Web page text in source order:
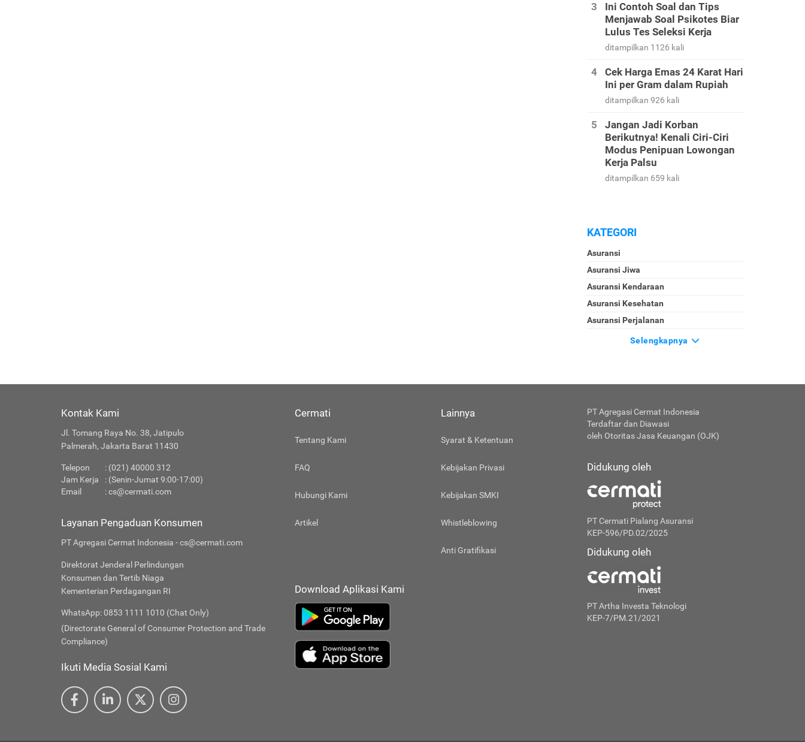
Ini Contoh Soal dan Tips
Menjawab Soal Psikotes Biar
Lulus Tes Seleksi Kerja
ditampilkan 1126 kali
Cek Harga Emas 24 Karat Hari
Ini per Gram dalam Rupiah
ditampilkan 926 kali
Jangan Jadi Korban
Berikutnya! Kenali Ciri-Ciri
Modus Penipuan Lowongan
Kerja Palsu
ditampilkan 659 kali
KATEGORI
Asuransi
Asuransi Jiwa
Asuransi Kendaraan
Asuransi Kesehatan
Asuransi Perjalanan
Selengkapnya
Kontak Kami
Jl. Tomang Raya No. 38, Jatipulo
Palmerah, Jakarta Barat 11430
Telepon
: (021) 40000 312
Jam Kerja
: (Senin-Jumat 9:00-17:00)
Email
:cs@cermati.com
Layanan Pengaduan Konsumen
PT Agregasi Cermat Indonesia - cs@cermati.com
Direktorat Jenderal Perlindungan
Konsumen dan Tertib Niaga
Kementerian Perdagangan RI
WhatsApp: 0853 1111 1010 (Chat Only)
(Directorate General of Consumer Protection and Trade
Compliance)
Ikuti Media Sosial Kami
Cermati
Tentang Kami
FAQ
Hubungi Kami
Artikel
Lainnya
Syarat & Ketentuan
Kebijakan Privasi
Kebijakan SMKI
Whistleblowing
Anti Gratifikasi
Download Aplikasi Kami
PT Agregasi Cermat Indonesia
Terdaftar dan Diawasi
oleh Otoritas Jasa Keuangan (OJK)
Didukung oleh
PT Cermati Pialang Asuransi
KEP-596/PD.02/2025
Didukung oleh
PT Artha Investa Teknologi
KEP-7/PM.21/2021